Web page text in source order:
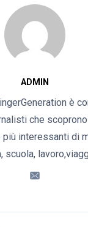
ADMIN
è
che
interessanti di
scuola,